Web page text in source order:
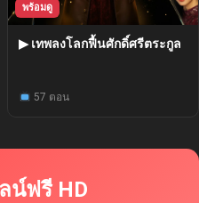
พร้อมดู
▶ เทพลงโลกฟื้นศักดิ์ศรีตระกูล
57 ตอน
น์ฟรี HD